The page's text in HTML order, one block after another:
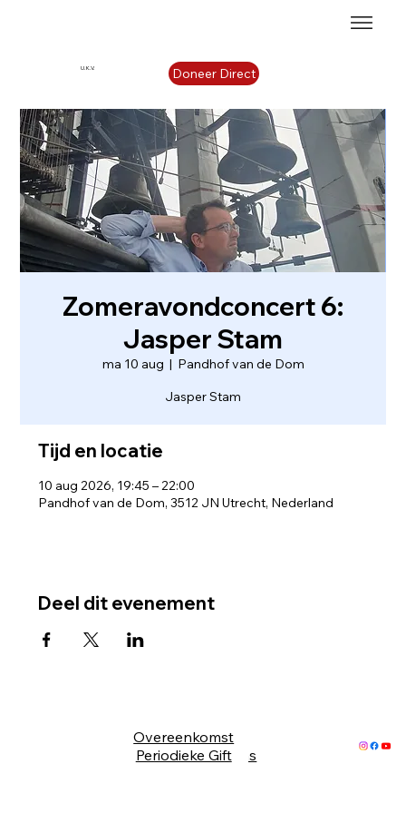
U.K.V. Doneer Direct
Zomeravondconcert 6:
Jasper Stam
ma 10 aug
  |
Pandhof van de Dom
Jasper Stam
Tijd en locatie
10 aug 2026, 19:45 – 22:00
Pandhof van de Dom, 3512 JN Utrecht, Nederland
Deel dit evenement
ANBI
Gegevens
Overeenkomst
Periodieke Gift